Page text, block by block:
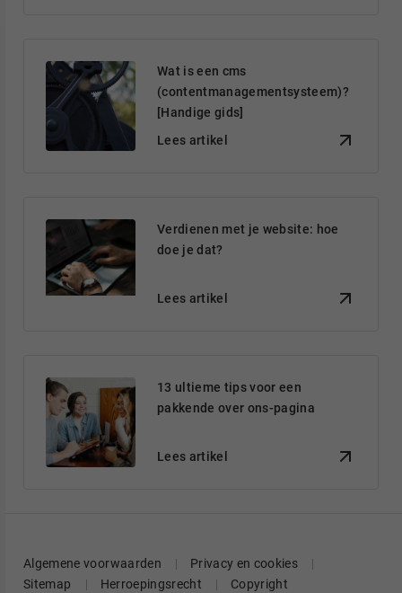
Wat is een cms
(contentmanagementsysteem)?
[Handige gids]
Lees artikel
Verdienen met je website: hoe
doe je dat?
Lees artikel
13 ultieme tips voor een
pakkende over ons-pagina
Lees artikel
Algemene voorwaarden
Privacy en cookies
Sitemap
Herroepingsrecht Copyright